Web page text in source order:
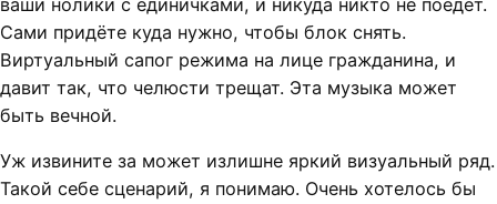
ваши нолики с единичками, и никуда никто не поедет.
Сами придёте куда нужно, чтобы блок снять.
Виртуальный сапог режима на лице гражданина, и
давит так, что челюсти трещат. Эта музыка может
быть вечной.
Уж извините за может излишне яркий визуальный ряд.
Такой себе сценарий, я понимаю. Очень хотелось бы